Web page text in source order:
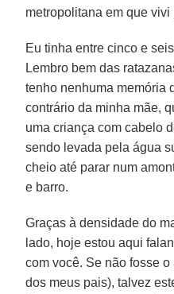
metropolitana em que vivi
Eu tinha entre cinco e
Lembro bem das
tenho nenhuma memória
contrário da minha mãe,
uma criança com cabelo
sendo levada pela água
cheio até parar num
e barro.
Graças à densidade do
lado, hoje estou aqui
com você. Se não fosse
dos meus pais), talvez